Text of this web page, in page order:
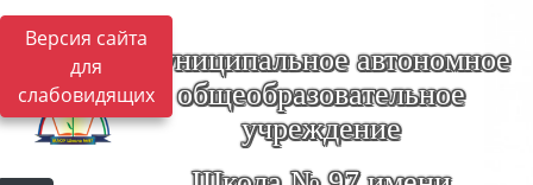
Версия сайта
для
слабовидящих
Муниципальное автономное
общеобразовательное
учреждение